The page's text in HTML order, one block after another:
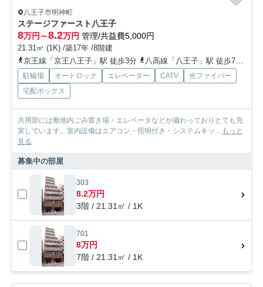
八王子市明神町
ステージファースト八王子
8万円～8.2万円 管理/共益費5,000円
21.31㎡ (1K) /築17年 /8階建
京王線「京王八王子」駅 徒歩3分
八高線「八王子」駅 徒歩7分
駐輪場 オートロック エレベーター CATV
光ファイバー
宅配ボックス
共用部には敷地内ごみ置き場・エレベータなどが備わっておりとても充
実しています。室内設備はエアコン・照明付き・システムキッ...
もっと
見る
募集中の部屋
303
8.2万円
3階 / 21.31㎡ / 1K
701
8万円
7階 / 21.31㎡ / 1K